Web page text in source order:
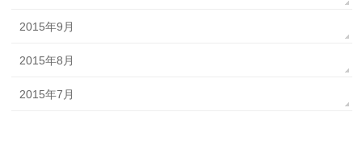
2015年9月
2015年8月
2015年7月